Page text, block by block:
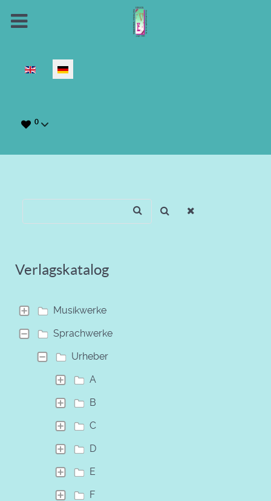
Sprache auswählen
0
Verlagskatalog
Musikwerke
Sprachwerke
Urheber
A
B
C
D
E
F